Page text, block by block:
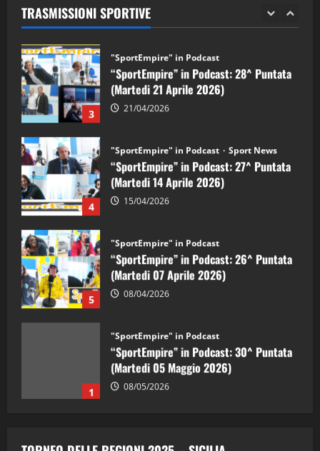
TRASMISSIONI SPORTIVE
2 28/04/2026
3
"SportEmpire" in Podcast
“SportEmpire” in Podcast: 28^ Puntata
(Martedi 21 Aprile 2026)
21/04/2026
4
"SportEmpire" in Podcast Sport News
“SportEmpire” in Podcast: 27^ Puntata
(Martedi 14 Aprile 2026)
15/04/2026
5
"SportEmpire" in Podcast
“SportEmpire” in Podcast: 26^ Puntata
(Martedi 07 Aprile 2026)
08/04/2026
1
"SportEmpire" in Podcast
“SportEmpire” in Podcast: 30^ Puntata
(Martedi 05 Maggio 2026)
08/05/2026
“SportEmpire” in Podcast: 29^ Puntata